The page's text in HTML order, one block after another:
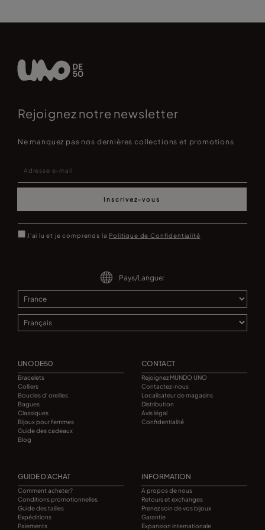
Rejoignez notre newsletter
Ne manquez pas nos dernières collections et promotions
Inscrivez-vous
J'ai lu et je comprends la Politique de Confidentialité
Pays/Langue:
UNODE50
Bracelets
Colliers
Boucles d' oreilles
Bagues
Classiques
Bijoux pour femmes
Guide des cadeaux
Blog
CONTACT
Rejoignez MUNDO UNO
Contactez-nous
Localisateur de magasins
Distribution
Avis légal
Confidentialité
GUIDE D'ACHAT
Comment acheter?
Conditions promotionnelles
Guide des tailles
Expéditions
Paiements
INFORMATION
A propos de nous
Retours et exchanges
Prenez soin de vos bijoux
Garantie
Expansion internationale